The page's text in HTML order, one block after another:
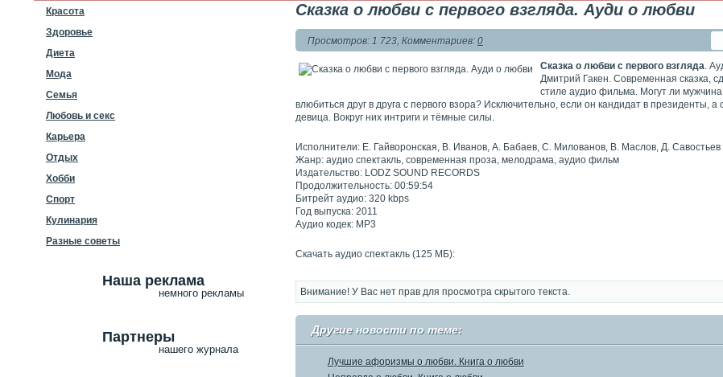
Сказка о любви с первого взгляда. Ауди о любви
Просмотров: 1 723, Комментариев: 0
Сказка о любви с первого взгляда.
Дмитрий Гакен. Современная сказка,
стиле аудио фильма. Могут ли
влюбиться друг в друга с первого взора? Исключительно, если он кандидат в президенты, а
девица. Вокруг них интриги и тёмные силы.
Исполнители: Е. Гайворонская, В. Иванов, А. Бабаев, С. Милованов, В. Маслов, Д. Савостьев
Жанр: аудио спектакль, современная проза, мелодрама, аудио фильм
Издательство: LODZ SOUND RECORDS
Продолжительность: 00:59:54
Битрейт аудио: 320 kbps
Год выпуска: 2011
Аудио кодек: MP3
Скачать аудио спектакль (125 МБ):
Внимание! У Вас нет прав для просмотра скрытого текста.
Другие новости по теме:
Лучшие афоризмы о любви. Книга о любви
Красота
Здоровье
Диета
Мода
Семья
Любовь и секс
Карьера
Отдых
Хобби
Спорт
Кулинария
Разные советы
Наша реклама
немного рекламы
Партнеры
нашего журнала